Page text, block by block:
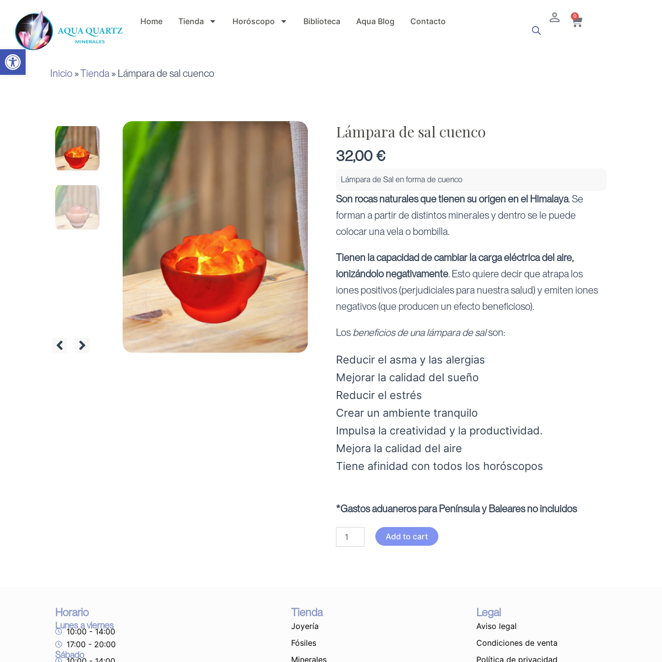
Abrir barra de herramientas
contenido
Home Tienda Horóscopo Biblioteca Aqua Blog Contacto
0 Cart
Inicio »Tienda » Lámpara de sal cuenco
Lámpara de sal cuenco
32,00€
Lámpara de Sal en forma de cuenco
Son rocas naturales que tienen su origen en el Himalaya. Se
forman a partir de distintos minerales y dentro se le puede
colocar una vela o bombilla.
Tienen la capacidad de cambiar la carga eléctrica del aire,
ionizándolo negativamente. Esto quiere decir que atrapa los
iones positivos (perjudiciales para nuestra salud) y emiten iones
negativos (que producen un efecto beneficioso).
Los beneficios de una lámpara de salson:
Reducir el asma y las alergias
Mejorar la calidad del sueño
Reducir el estrés
Crear un ambiente tranquilo
Impulsa la creatividad y la productividad.
Mejora la calidad del aire
Tiene afinidad con todos los horóscopos
*Gastos aduaneros para Península y Baleares no incluidos
Add to cart
Horario
Lunes a viernes
10:00 - 14:00
17:00 - 20:00
Sábado
Tienda
Joyería
Fósiles
Minerales
Legal
Aviso legal
Condiciones de venta
Política de privacidad